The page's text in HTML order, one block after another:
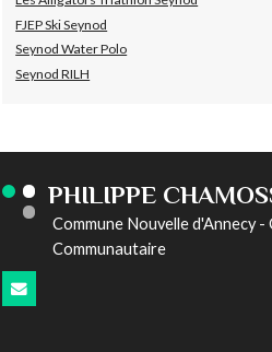
FJEP Ski Seynod
Seynod Water Polo
Seynod RILH
PHILIPPE
Commune Nouvelle d'Annecy
Communautaire